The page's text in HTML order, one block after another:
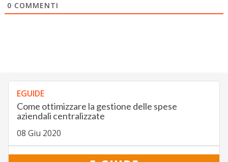
0 COMMENTI
EGUIDE
Come ottimizzare la gestione delle spese
aziendali centralizzate
08 Giu 2020